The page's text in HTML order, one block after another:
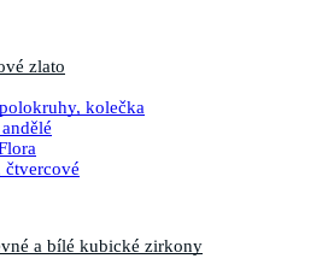
zlato
kolečka
čtvercové
a bílé kubické zirkony